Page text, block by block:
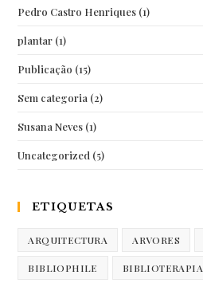
Pedro Castro Henriques (1)
plantar (1)
Publicação (15)
Sem categoria (2)
Susana Neves (1)
Uncategorized (5)
ETIQUETAS
ARQUITECTURA ARVORES
BIBLIOPHILE BIBLIOTERAPIA